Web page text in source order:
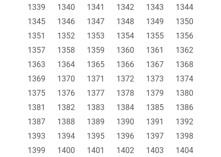
1339 1340 1341 1342 1343
1344
1345
1346 1347 1348 1349
1350
1351
1352 1353 1354 1355
1356
1357
1358 1359 1360 1361
1362
1363
1364 1365 1366 1367
1368
1369
1370 1371 1372 1373
1374
1375
1376 1377 1378 1379
1380
1381
1382 1383 1384 1385
1386
1387
1388 1389 1390 1391
1392
1393
1394 1395 1396 1397
1398
1399
1400 1401 1402 1403
1404